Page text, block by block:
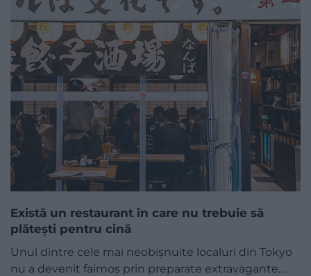
Există un restaurant în care nu trebuie să
plătești pentru cină
Unul dintre cele mai neobișnuite localuri din Tokyo
nu a devenit faimos prin preparate extravagante…